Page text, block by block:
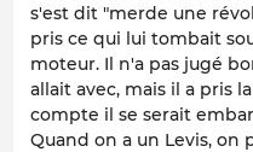
s'est dit "merde une
pris ce qui lui tombait
moteur. Il n'a pas jugé
allait avec, mais il a pris
compte il se serait
Quand on a un Levis, on